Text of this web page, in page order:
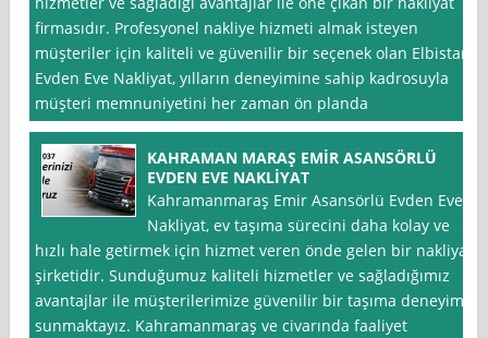
firmasıdır. Profesyonel nakliye hizmeti almak isteyen
müşteriler için kaliteli ve güvenilir bir seçenek olan Elbistan
Evden Eve Nakliyat, yılların deneyimine sahip kadrosuyla
müşteri memnuniyetini her zaman ön planda
KAHRAMAN MARAŞ EMİR ASANSÖRLÜ
EVDEN EVE NAKLİYAT
Kahramanmaraş Emir Asansörlü Evden Eve
Nakliyat, ev taşıma sürecini daha kolay ve
hızlı hale getirmek için hizmet veren önde gelen bir nakliyat
şirketidir. Sunduğumuz kaliteli hizmetler ve sağladığımız
avantajlar ile müşterilerimize güvenilir bir taşıma deneyimi
sunmaktayız. Kahramanmaraş ve civarında faaliyet